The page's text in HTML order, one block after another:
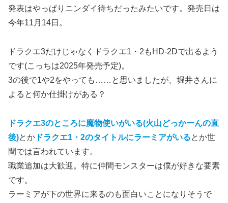
発表はやっぱりニンダイ待ちだったみたいです。発売日は
今年11月14日。
ドラクエ3だけじゃなくドラクエ1・2もHD-2Dで出るよう
です(こっちは2025年発売予定)。
3の後で1や2をやっても……と思いましたが、堀井さんに
よると何か仕掛けがある？
ドラクエ3のところに魔物使いがいる(火山どっかーんの直
後)とか ドラクエ1・2のタイトルにラーミアがいるとか世
間では言われています。
職業追加は大歓迎。特に仲間モンスターは僕が好きな要素
です。
ラーミアが下の世界に来るのも面白いことになりそうで